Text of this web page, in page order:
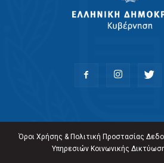
Όροι Χρήσης & Πολιτική Προστασίας
Υπηρεσιών Κοινωνικής